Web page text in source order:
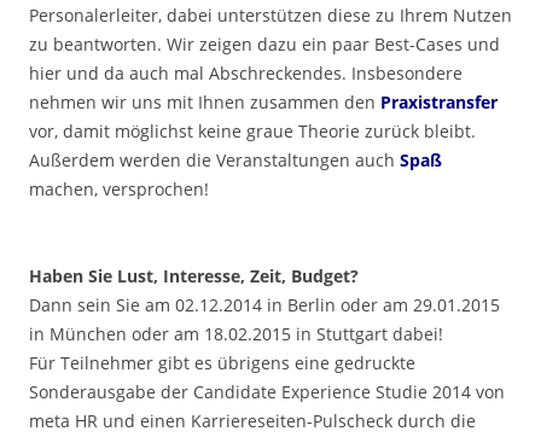
Personalerleiter, dabei unterstützen diese zu Ihrem Nutzen
zu beantworten. Wir zeigen dazu ein paar Best-Cases und
hier und da auch mal Abschreckendes. Insbesondere
nehmen wir uns mit Ihnen zusammen den Praxistransfer
vor, damit möglichst keine graue Theorie zurück bleibt.
Außerdem werden die Veranstaltungen auch Spaß
machen, versprochen!
Haben Sie Lust, Interesse, Zeit, Budget?
Dann sein Sie am 02.12.2014 in Berlin oder am 29.01.2015
in München oder am 18.02.2015 in Stuttgart dabei!
Für Teilnehmer gibt es übrigens eine gedruckte
Sonderausgabe der Candidate Experience Studie 2014 von
meta HR und einen Karriereseiten-Pulscheck durch die